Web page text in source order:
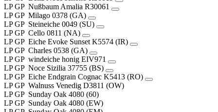
LP GP Nußbaum Amalia R30061
LP GP Milago 0378 (GA)
LP GP Steineiche 0049 (SU)
LP GP Cello 0811 (NA)
LP GP Eiche Evoke Sunset K5574 (IR)
LP GP Charles 0538 (GA)
LP GP windeiche honig EIV971
LP GP Noce Sizilia 37755 (BS)
LP GP Eiche Endgrain Cognac K5413 (RO)
LP GP Walnuss Venedig D3811 (OW)
LP GP Sunday Oak 4080 (60)
LP GP Sunday Oak 4080 (EW)